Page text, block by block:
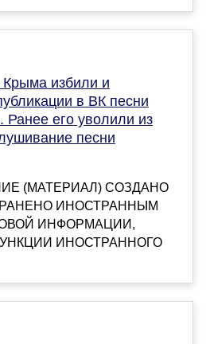
избили и
в ВК песни
Ранее его уволили из
песни
(МАТЕРИАЛ) СОЗДАНО
ИНОСТРАННЫМ
ИНФОРМАЦИИ,
ИНОСТРАННОГО